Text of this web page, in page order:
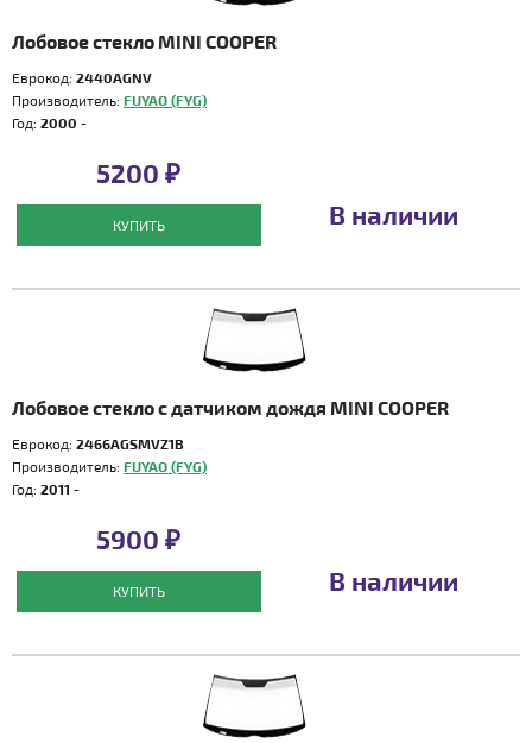
Лобовое стекло MINI COOPER
Еврокод: 2440AGNV
Производитель: FUYAO (FYG)
Год: 2000 -
5200 ₽
КУПИТЬ В наличии
Лобовое стекло с датчиком дождя MINI COOPER
Еврокод: 2466AGSMVZ1B
Производитель: FUYAO (FYG)
Год: 2011 -
5900 ₽
КУПИТЬ В наличии